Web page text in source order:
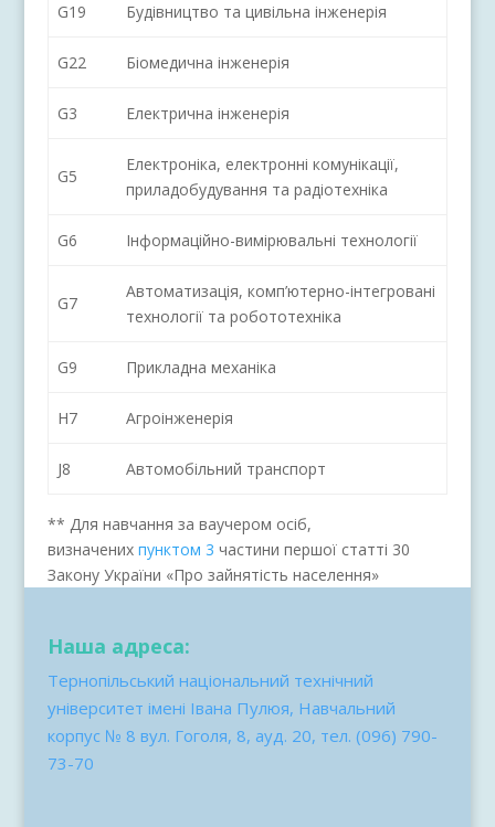
G19 Будівництво та цивільна інженерія
G22 Біомедична інженерія
G3 Електрична інженерія
G5
Електроніка, електронні комунікації,
приладобудування та радіотехніка
G6 Інформаційно-вимірювальні технології
G7
Автоматизація, комп’ютерно-інтегровані
технології та робототехніка
G9 Прикладна механіка
H7 Агроінженерія
J8 Автомобільний транспорт
** Для навчання за ваучером осіб,
визначених пунктом 3 частини першої статті 30
Закону України «Про зайнятість населення»
Наша адреса:
Тернопільський національний технічний
університет імені Івана Пулюя, Навчальний
корпус № 8 вул. Гоголя, 8, ауд. 20, тел. (096) 790-
73-70